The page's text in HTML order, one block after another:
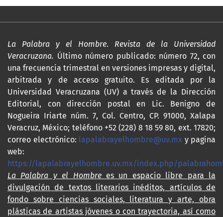
La Palabra y el Hombre. Revista de la Universidad
Veracruzana. Último número publicado: número 72, con
una frecuencia trimestral en versiones impresas y digital,
arbitrada y de acceso gratuito. Es editada por la
Universidad Veracruzana (UV) a través de la Dirección
Editorial, con dirección postal en Lic. Benigno de
Nogueira Iriarte núm. 7, Col. Centro, CP. 91000, Xalapa
Veracruz, México; teléfono +52 (228) 8 18 59 80, ext. 17820;
correo electrónico: lapalabrayelhombre@uv.mx y pagina
web:
https://lapalabrayelhombre.uv.mx/index.php/
La Palabra y el Hombre es un espacio libre para la
divulgación de textos literarios inéditos, artículos de
fondo sobre ciencias sociales, literatura y arte, obra
plásticas de artistas jóvenes o con trayectoria, así como